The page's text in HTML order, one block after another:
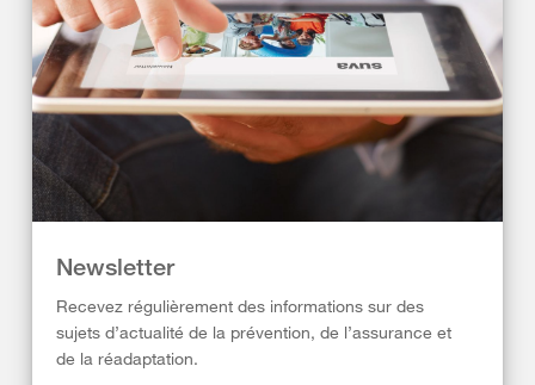
Newsletter
Recevez régulièrement des informations sur des
sujets d’actualité de la prévention, de l’assurance et
de la réadaptation.